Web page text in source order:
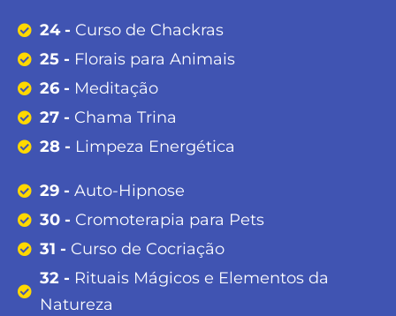
24 - Curso de Chackras
25 - Florais para Animais
26 - Meditação
27 - Chama Trina
28 - Limpeza Energética
29 - Auto-Hipnose
30 - Cromoterapia para Pets
31 - Curso de Cocriação
32 - Rituais Mágicos e Elementos da
Natureza